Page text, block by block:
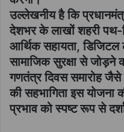
उल्लेखनीय है कि
देशभर के लाखों शहरी पथ-
आर्थिक सहायता,
सामाजिक सुरक्षा से जोड़ने
गणतंत्र दिवस समारोह
की सहभागिता इस
प्रभाव को स्पष्ट रूप से